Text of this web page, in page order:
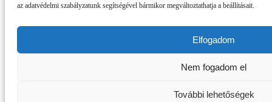
az adatvédelmi szabályzatunk segítségével bármikor megváltoztathatja a beállításait.
Elfogadom
Nem fogadom el
További lehetőségek